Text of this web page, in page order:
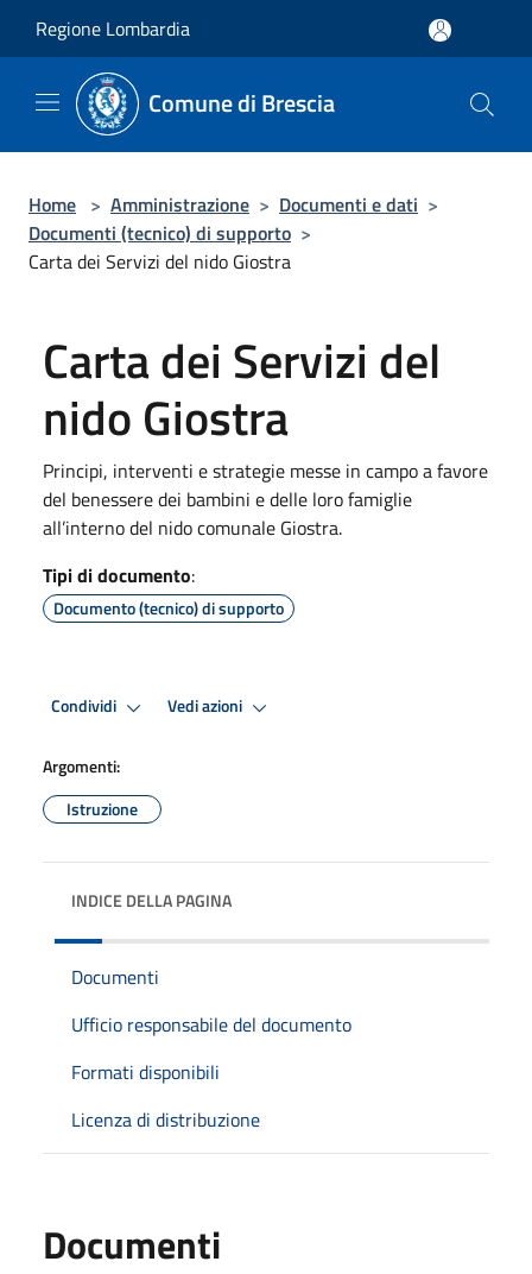
Regione Lombardia
Comune di Brescia
Home > Amministrazione > Documenti e dati >
Documenti (tecnico) di supporto >
Carta dei Servizi del nido Giostra
Carta dei Servizi del
nido Giostra
Principi, interventi e strategie messe in campo a favore
del benessere dei bambini e delle loro famiglie
all’interno del nido comunale Giostra.
Tipi di documento:
Documento (tecnico) di supporto
Condividi Vedi azioni
Argomenti:
Istruzione
INDICE DELLA PAGINA
Documenti
Ufficio responsabile del documento
Formati disponibili
Licenza di distribuzione
Documenti